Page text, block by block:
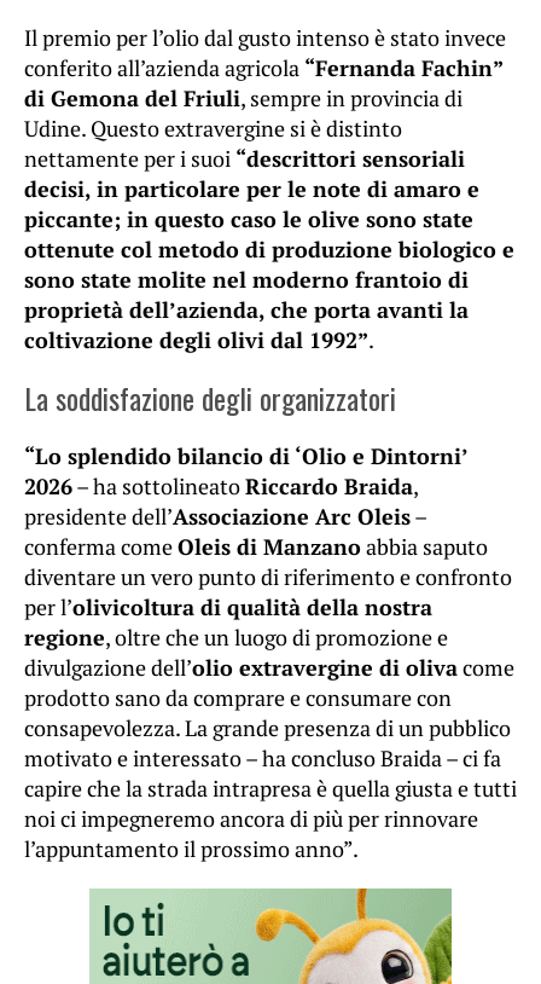
Il premio per l’olio dal gusto intenso è stato invece
conferito all’azienda agricola “Fernanda Fachin”
di Gemona del Friuli, sempre in provincia di
Udine. Questo extravergine si è distinto
nettamente per i suoi “descrittori sensoriali
decisi, in particolare per le note di amaro e
piccante; in questo caso le olive sono state
ottenute col metodo di produzione biologico e
sono state molite nel moderno frantoio di
proprietà dell’azienda, che porta avanti la
coltivazione degli olivi dal 1992”.
La soddisfazione degli organizzatori
“Lo splendido bilancio di ‘Olio e Dintorni’
2026– ha sottolineatoRiccardo Braida,
presidente dell’Associazione Arc Oleis–
conferma comeOleis di Manzanoabbia saputo
diventare un vero punto di riferimento e confronto
per l’olivicoltura di qualità della nostra
regione, oltre che un luogo di promozione e
divulgazione dell’olio extravergine di olivacome
prodotto sano da comprare e consumare con
consapevolezza. La grande presenza di un pubblico
motivato e interessato – ha concluso Braida – ci fa
capire che la strada intrapresa è quella giusta e tutti
noi ci impegneremo ancora di più per rinnovare
l’appuntamento il prossimo anno”.